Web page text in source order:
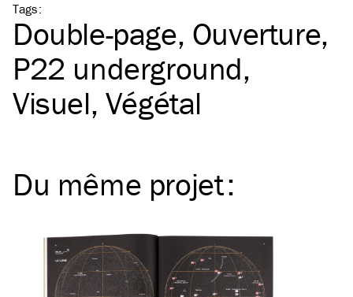
Tags:
Double-page Ouverture
P22 underground
Visuel Végétal
Du même projet: